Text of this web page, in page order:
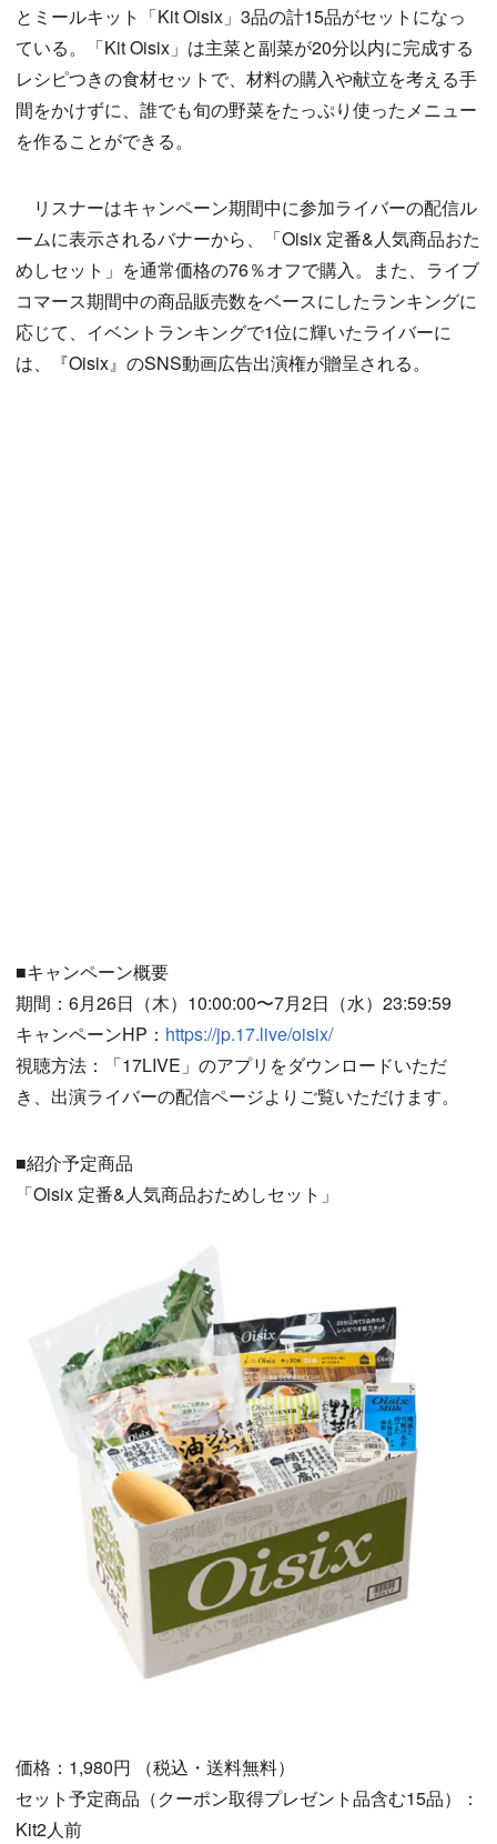
とミールキット「Kit Oisix」3品の計15品がセットになっ
ている。「Kit Oisix」は主菜と副菜が20分以内に完成する
レシピつきの食材セットで、材料の購入や献立を考える手
間をかけずに、誰でも旬の野菜をたっぷり使ったメニュー
を作ることができる。
リスナーはキャンペーン期間中に参加ライバーの配信ル
ームに表示されるバナーから、「Oisix 定番&人気商品おた
めしセット」を通常価格の76％オフで購入。また、ライブ
コマース期間中の商品販売数をベースにしたランキングに
応じて、イベントランキングで1位に輝いたライバーに
は、『Oisix』のSNS動画広告出演権が贈呈される。
■キャンペーン概要
期間：6月26日（木）10:00:00〜7月2日（水）23:59:59
キャンペーンHP： https://jp.17.live/oisix/
視聴方法：「17LIVE」のアプリをダウンロードいただ
き、出演ライバーの配信ページよりご覧いただけます。
■紹介予定商品
「Oisix 定番&人気商品おためしセット」
価格：1,980円 （税込・送料無料）
セット予定商品（クーポン取得プレゼント品含む15品）：
Kit2人前